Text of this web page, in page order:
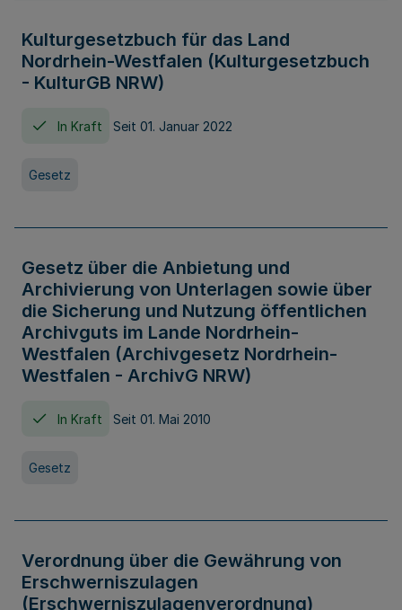
Kulturgesetzbuch für das Land
Nordrhein-Westfalen (Kulturgesetzbuch
- KulturGB NRW)
In Kraft Seit 01. Januar 2022
Gesetz
Gesetz über die Anbietung und
Archivierung von Unterlagen sowie über
die Sicherung und Nutzung öffentlichen
Archivguts im Lande Nordrhein-
Westfalen (Archivgesetz Nordrhein-
Westfalen - ArchivG NRW)
In Kraft Seit 01. Mai 2010
Gesetz
Verordnung über die Gewährung von
Erschwerniszulagen
(Erschwerniszulagenverordnung)